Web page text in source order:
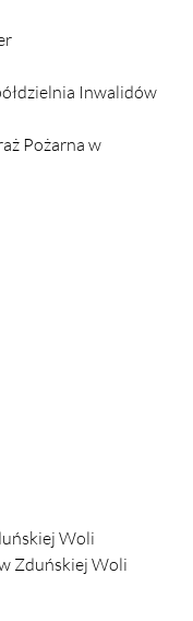
Inwalidów
Pożarna w
Woli
Zduńskiej Woli